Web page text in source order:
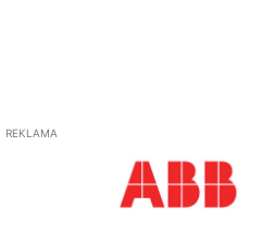
REKLAMA